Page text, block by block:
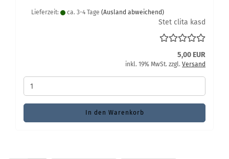
Lieferzeit: ca. 3-4 Tage (Ausland abweichend)
Stet clita kasd
5,00 EUR
inkl. 19% MwSt. zzgl. Versand
In den Warenkorb